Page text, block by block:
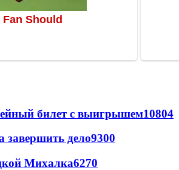
билет с выигрышем10804
завершить дело9300
Михалка6270